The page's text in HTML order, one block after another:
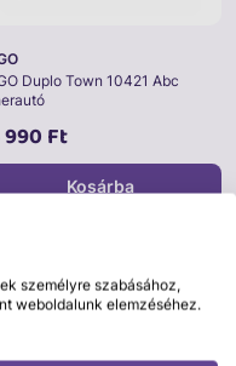
Duplo Town 10421 Abc
990 Ft
Kosárba
személyre szabásához,
weboldalunk elemzéséhez.